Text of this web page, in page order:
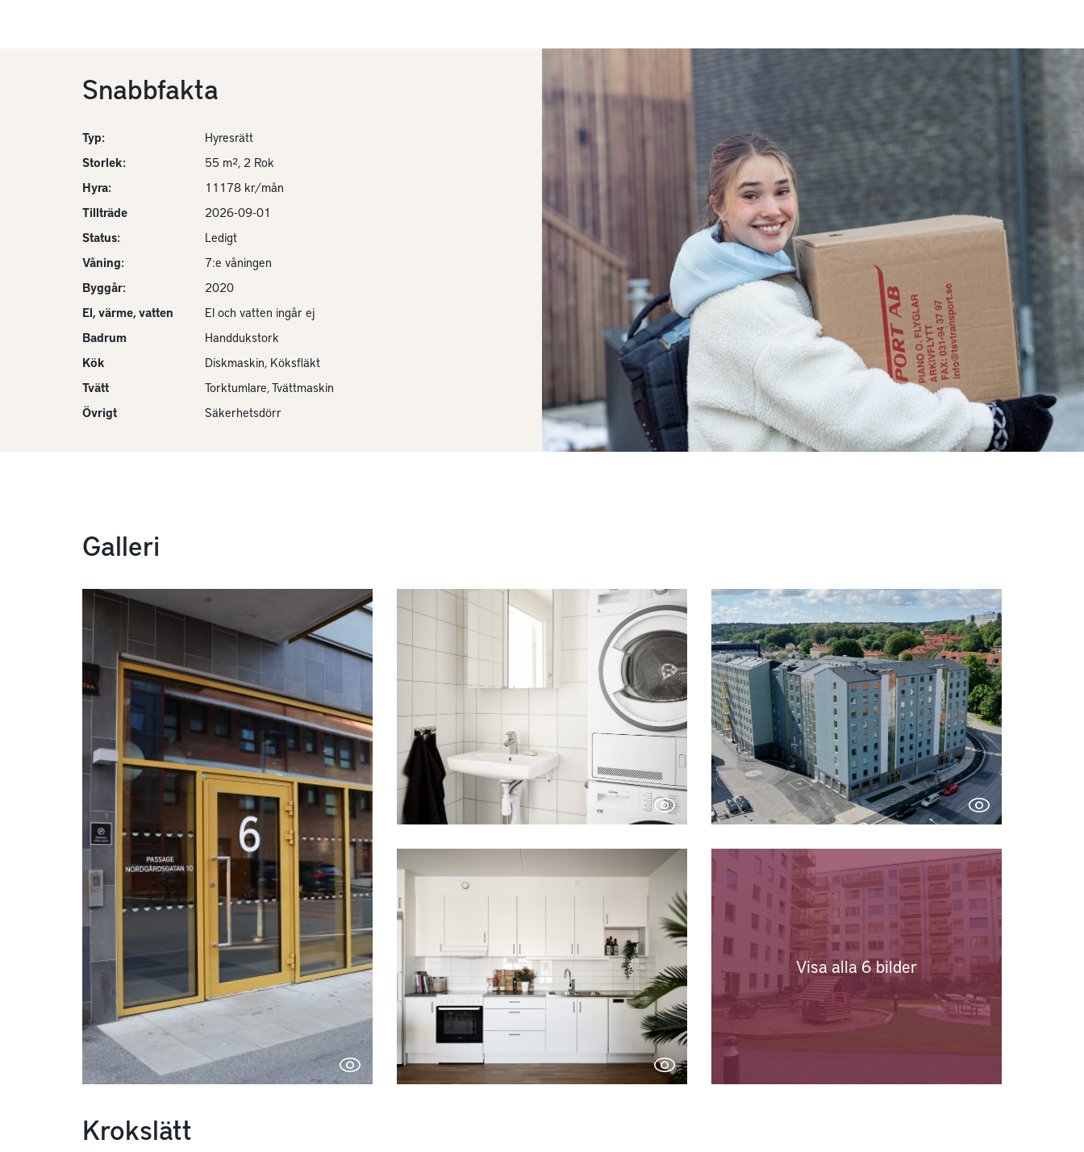
Snabbfakta
Typ:
Hyresrätt
Storlek:
55 m², 2 Rok
Hyra:
11178 kr/mån
Tillträde
2026-09-01
Status:
Ledigt
Våning:
7:e våningen
Byggår:
2020
El, värme, vatten
El och vatten ingår ej
Badrum
Handdukstork
Kök
Diskmaskin, Köksfläkt
Tvätt
Torktumlare, Tvättmaskin
Övrigt
Säkerhetsdörr
Galleri
Visa alla 6 bilder
Krokslätt